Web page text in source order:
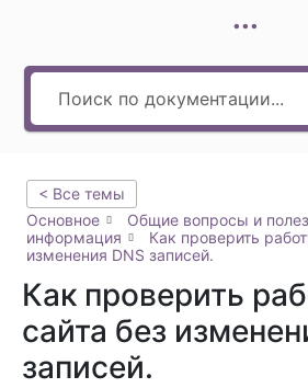
...
< Все темы
Основное
Общие вопросы и
информация
Как проверить
изменения DNS записей.
Как проверить
сайта без
записей.